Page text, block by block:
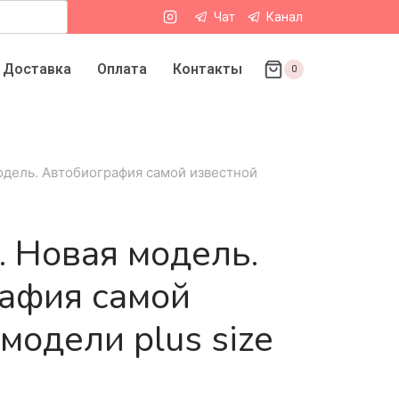
Чат Канал
Доставка Оплата Контакты 0
Автобиография самой известной
модель.
самой
plus size